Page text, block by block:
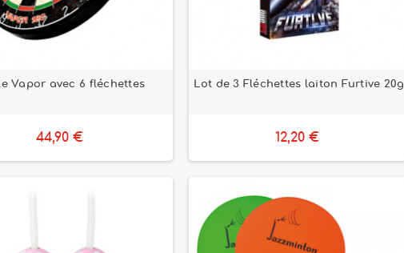
Vapor avec 6 fléchettes
44,90 €
Lot de 3 Fléchettes laiton Furtive 20g
12,20 €